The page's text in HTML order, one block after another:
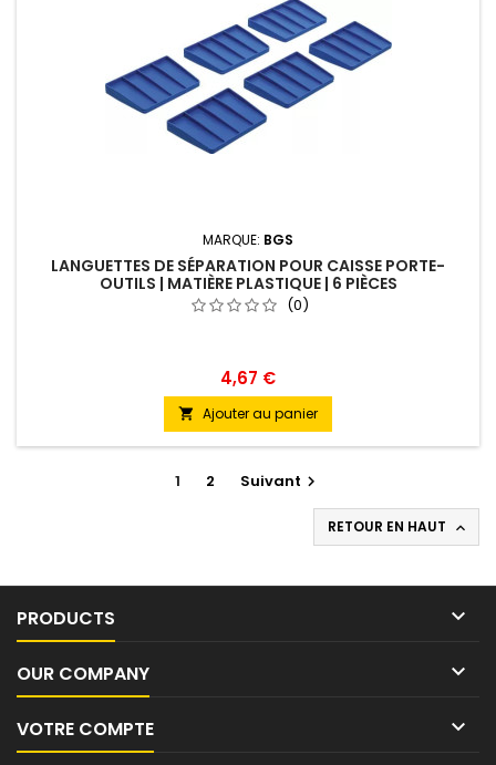
MARQUE: BGS
LANGUETTES DE SÉPARATION POUR CAISSE PORTE-
OUTILS | MATIÈRE PLASTIQUE | 6 PIÈCES
(0)
4,67 €
 Ajouter au panier
1 2 Suivant 
RETOUR EN HAUT 
PRODUCTS 
OUR COMPANY 
VOTRE COMPTE 